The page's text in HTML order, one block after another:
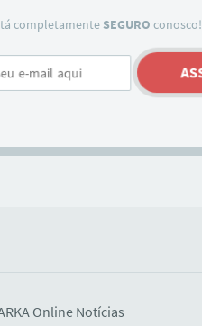
completamenteSEGURO conosco!
Online Notícias